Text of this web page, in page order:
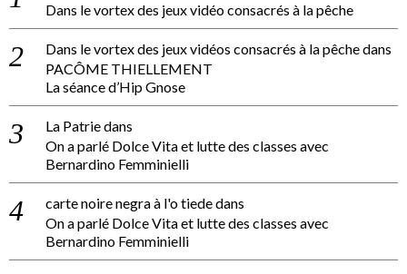
Dans le vortex des jeux vidéo consacrés à la pêche
Dans le vortex des jeux vidéos consacrés à la pêchedans
PACÔME THIELLEMENT
La séance d’Hip Gnose
La Patriedans
On a parlé Dolce Vita et lutte des classes avec
Bernardino Femminielli
carte noire negra à l'o tiededans
On a parlé Dolce Vita et lutte des classes avec
Bernardino Femminielli